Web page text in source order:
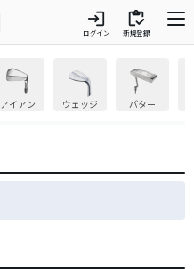
login
ログイン
inventory
新規登録
アイアン ウェッジ パター